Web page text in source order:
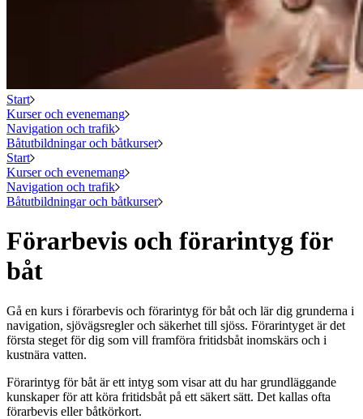
Start
Kurser och evenemang
Navigation och trafik
Båtutbildningar och båtkurser
Start
Kurser och evenemang
Navigation och trafik
Båtutbildningar och båtkurser
Förarbevis och förarintyg för
båt
Gå en kurs i förarbevis och förarintyg för båt och lär dig grunderna i
navigation, sjövägsregler och säkerhet till sjöss. Förarintyget är det
första steget för dig som vill framföra fritidsbåt inomskärs och i
kustnära vatten.
Förarintyg för båt är ett intyg som visar att du har grundläggande
kunskaper för att köra fritidsbåt på ett säkert sätt. Det kallas ofta
förarbevis eller båtkörkort.